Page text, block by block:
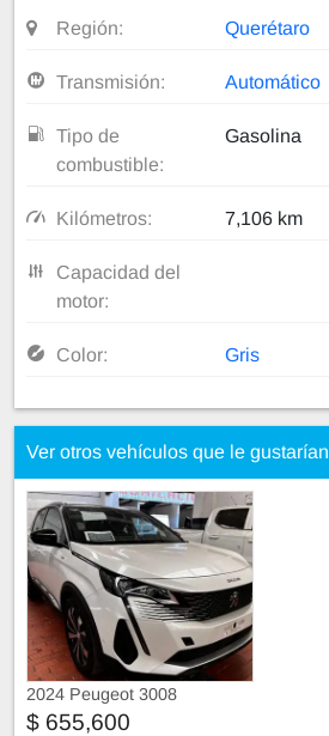
Región: Querétaro
Transmisión: Automático
Tipo de
combustible:
Gasolina
Kilómetros: 7,106 km
Capacidad del
motor:
Color: Gris
Ver otros vehículos que le gustarían
2024 Peugeot 3008
$ 655,600